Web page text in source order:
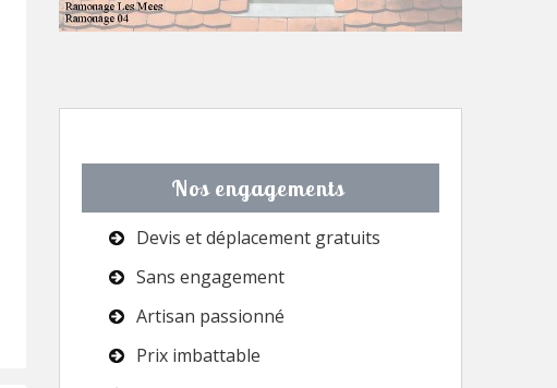
Nos engagements
Devis et déplacement gratuits
Sans engagement
Artisan passionné
Prix imbattable